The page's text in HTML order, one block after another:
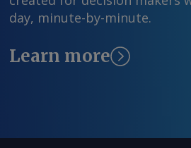
day, minute-by-minute.
Learn more